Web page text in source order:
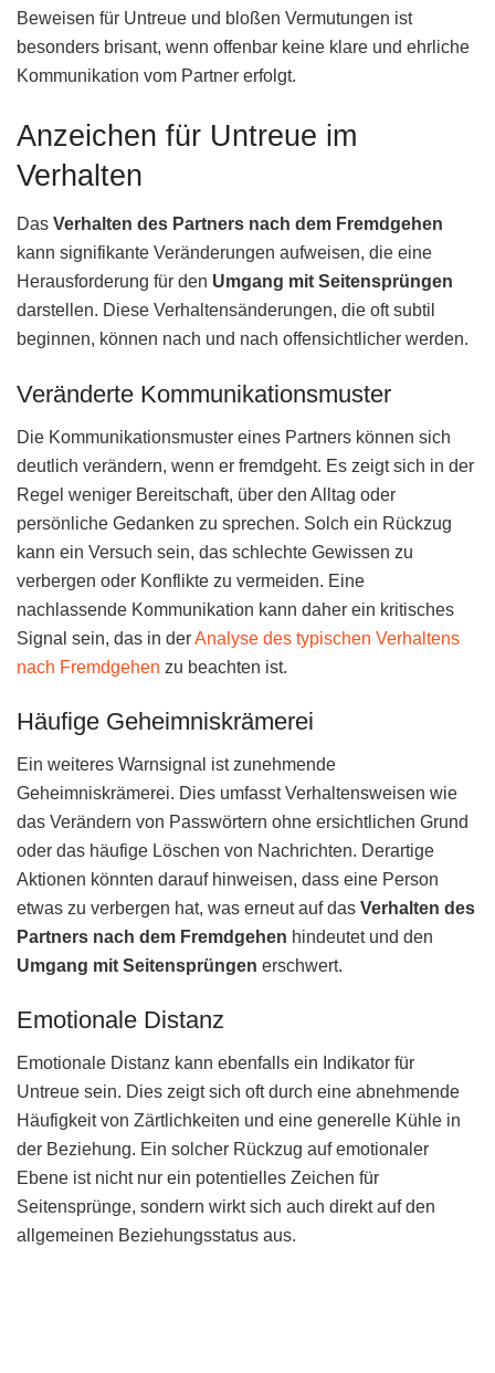
Beweisen für Untreue und bloßen Vermutungen ist
besonders brisant, wenn offenbar keine klare und ehrliche
Kommunikation vom Partner erfolgt.
Anzeichen für Untreue im
Verhalten
Das Verhalten des Partners nach dem Fremdgehen
kann signifikante Veränderungen aufweisen, die eine
Herausforderung für den Umgang mit Seitensprüngen
darstellen. Diese Verhaltensänderungen, die oft subtil
beginnen, können nach und nach offensichtlicher werden.
Veränderte Kommunikationsmuster
Die Kommunikationsmuster eines Partners können sich
deutlich verändern, wenn er fremdgeht. Es zeigt sich in der
Regel weniger Bereitschaft, über den Alltag oder
persönliche Gedanken zu sprechen. Solch ein Rückzug
kann ein Versuch sein, das schlechte Gewissen zu
verbergen oder Konflikte zu vermeiden. Eine
nachlassende Kommunikation kann daher ein kritisches
Signal sein, das in derAnalyse des typischen Verhaltens
nach Fremdgehen zu beachten ist.
Häufige Geheimniskrämerei
Ein weiteres Warnsignal ist zunehmende
Geheimniskrämerei. Dies umfasst Verhaltensweisen wie
das Verändern von Passwörtern ohne ersichtlichen Grund
oder das häufige Löschen von Nachrichten. Derartige
Aktionen könnten darauf hinweisen, dass eine Person
etwas zu verbergen hat, was erneut auf das Verhalten des
Partners nach dem Fremdgehen hindeutet und den
Umgang mit Seitensprüngen erschwert.
Emotionale Distanz
Emotionale Distanz kann ebenfalls ein Indikator für
Untreue sein. Dies zeigt sich oft durch eine abnehmende
Häufigkeit von Zärtlichkeiten und eine generelle Kühle in
der Beziehung. Ein solcher Rückzug auf emotionaler
Ebene ist nicht nur ein potentielles Zeichen für
Seitensprünge, sondern wirkt sich auch direkt auf den
allgemeinen Beziehungsstatus aus.